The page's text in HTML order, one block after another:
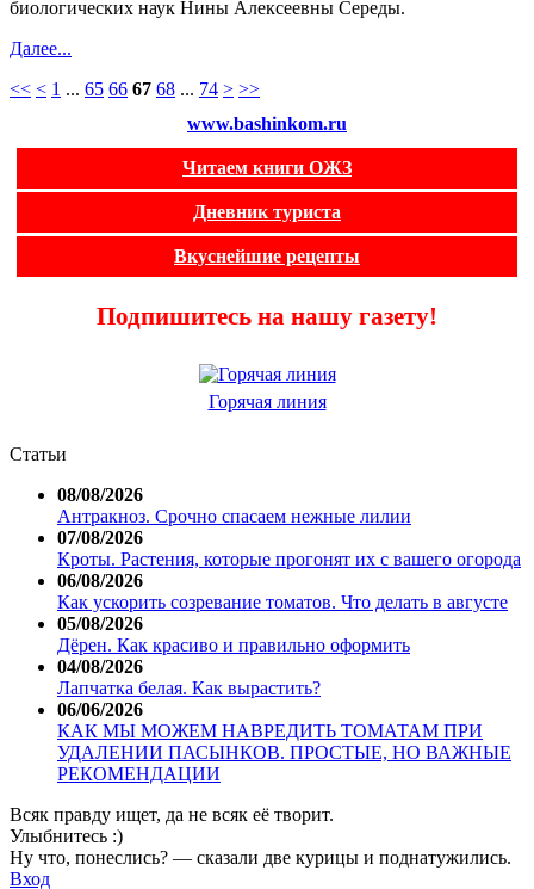
биологических наук Нины Алексеевны Середы.
Далее...
<< < 1 ... 65 66 67 68 ... 74 > >>
www.bashinkom.ru
Читаем книги ОЖЗ
Дневник туриста
Вкуснейшие рецепты
Подпишитесь на нашу газету!
Горячая линия
Статьи
08/08/2026
Антракноз. Срочно спасаем нежные лилии
07/08/2026
Кроты. Растения, которые прогонят их с вашего огорода
06/08/2026
Как ускорить созревание томатов. Что делать в августе
05/08/2026
Дёрен. Как красиво и правильно оформить
04/08/2026
Лапчатка белая. Как вырастить?
06/06/2026
КАК МЫ МОЖЕМ НАВРЕДИТЬ ТОМАТАМ ПРИ
УДАЛЕНИИ ПАСЫНКОВ. ПРОСТЫЕ, НО ВАЖНЫЕ
РЕКОМЕНДАЦИИ
Всяк правду ищет, да не всяк её творит.
Улыбнитесь :)
Ну что, понеслись? — сказали две курицы и поднатужились.
Вход